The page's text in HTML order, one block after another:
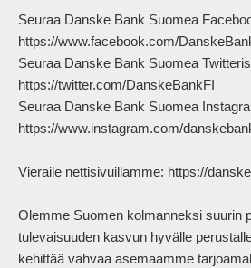
Seuraa Danske Bank Suomea
https://www.facebook.com/
Seuraa Danske Bank Suomea
https://twitter.com/DanskeBankFI
Seuraa Danske Bank Suomea
https://www.instagram.com/
Vieraile nettisivuillamme: https://
Olemme Suomen kolmanneksi suurin
tulevaisuuden kasvun hyvälle
kehittää vahvaa asemaamme